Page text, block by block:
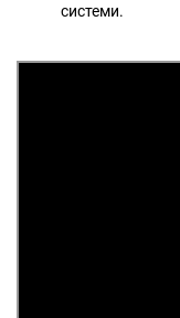
системи.